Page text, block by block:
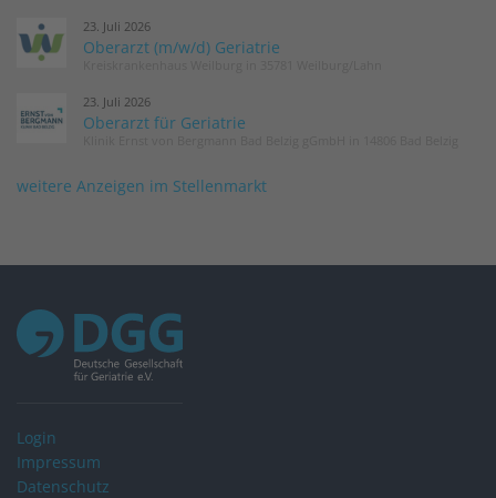
23. Juli 2026
Oberarzt (m/w/d) Geriatrie
23. Juli 2026
Oberarzt für Geriatrie
weitere Anzeigen im Stellenmarkt
Login
Impressum
Datenschutz